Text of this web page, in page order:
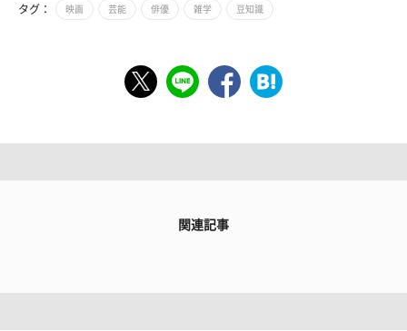
タグ： 映画 芸能 俳優 雑学 豆知識
関連記事